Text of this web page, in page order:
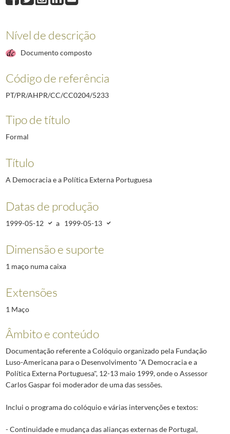
5401 European Government Business Relations Council - Ad Hoc Council -
ELO - 26.º Encontro Almoço - 18.04.01
5408 Habitat for Humanity International - Março 2001
5907 Conferência sobre VIH/SIDA - Dublin - 22/24 Fevereiro 2004
Nível de descrição
Documento composto
Código de referência
PT/PR/AHPR/CC/CC0204/5233
Tipo de título
Formal
Título
A Democracia e a Política Externa Portuguesa
Datas de produção
1999-05-12 a 1999-05-13
Dimensão e suporte
1 maço numa caixa
Extensões
1 Maço
Âmbito e conteúdo
Documentação referente a Colóquio organizado pela Fundação
Luso-Americana para o Desenvolvimento "A Democracia e a
Política Externa Portuguesa", 12-13 maio 1999, onde o Assessor
Carlos Gaspar foi moderador de uma das sessões.
Inclui o programa do colóquio e várias intervenções e textos:
- Continuidade e mudança das alianças externas de Portugal,